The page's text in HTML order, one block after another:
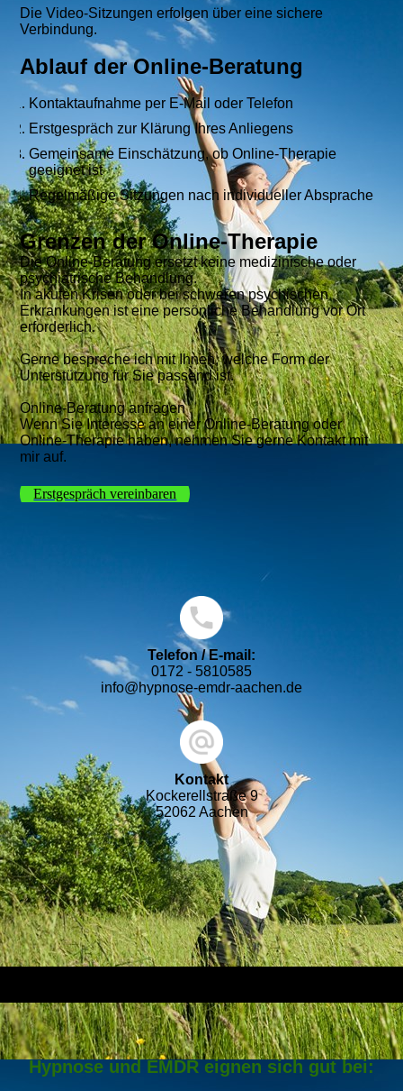
Die Video-Sitzungen erfolgen über eine sichere
Verbindung.
Ablauf der Online-Beratung
Kontaktaufnahme per E-Mail oder Telefon
Erstgespräch zur Klärung Ihres Anliegens
Gemeinsame Einschätzung, ob Online-Therapie
geeignet ist
Regelmäßige Sitzungen nach individueller Absprache
Grenzen der Online-Therapie
Die Online-Beratung ersetzt keine medizinische oder
psychiatrische Behandlung.
In akuten Krisen oder bei schweren psychischen
Erkrankungen ist eine persönliche Behandlung vor Ort
erforderlich.
Gerne bespreche ich mit Ihnen, welche Form der
Unterstützung für Sie passend ist.
Online-Beratung anfragen
Wenn Sie Interesse an einer Online-Beratung oder
Online-Therapie haben, nehmen Sie gerne Kontakt mit
mir auf.
Erstgespräch vereinbaren
Telefon / E-mail:
0172 - 5810585
info@hypnose-emdr-aachen.de
Kontakt
Kockerellstraße 9
52062 Aachen​
Hypnose und EMDR eignen sich gut bei: